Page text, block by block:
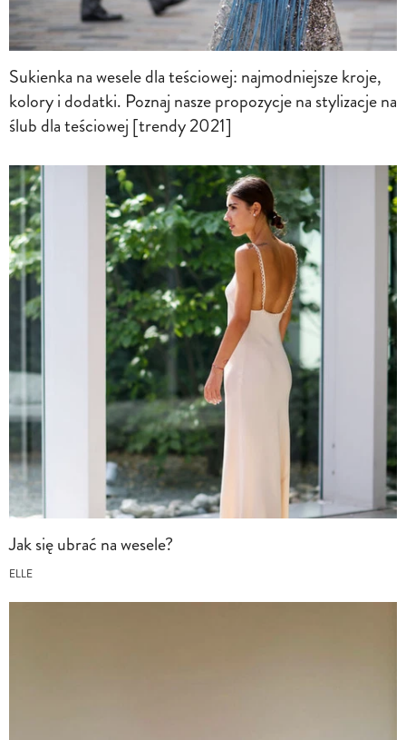
Sukienka na wesele dla teściowej: najmodniejsze kroje,
kolory i dodatki. Poznaj nasze propozycje na stylizacje na
ślub dla teściowej [trendy 2021]
Jak się ubrać na wesele?
ELLE